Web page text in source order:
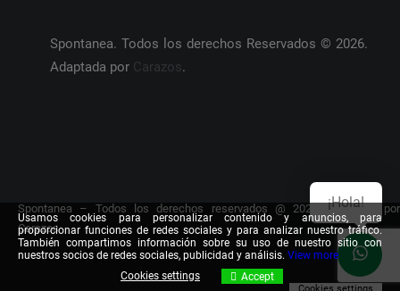
Spontanea. Todos los derechos Reservados © 2026.
Adaptada por Carazos.
Spontanea – Todos los derechos reservados @ 2026. Adaptada por
Carazos
Usamos cookies para personalizar contenido y anuncios, para
proporcionar funciones de redes sociales y para analizar nuestro tráfico.
También compartimos información sobre su uso de nuestro sitio con
nuestros socios de redes sociales, publicidad y análisis. View more
Cookies settings
Accept
¡Hola!